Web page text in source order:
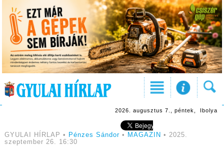
2026. augusztus 7., péntek, Ibolya
GYULAI HÍRLAP • Pénzes Sándor• MAGAZIN • 2025.
szeptember 26. 16:30